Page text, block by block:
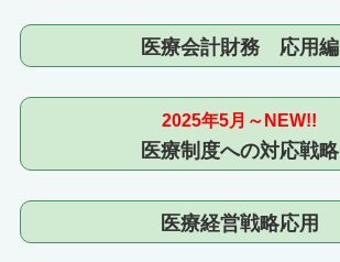
医療会計財務 応用編
2025年5月～NEW!!
医療制度への対応戦略
医療経営戦略応用